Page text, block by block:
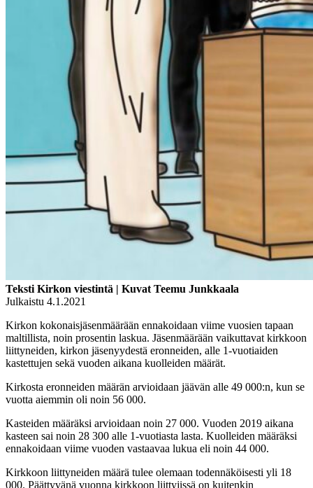
Teksti Kirkon viestintä | Kuvat Teemu Junkkaala
Julkaistu 4.1.2021
Kirkon kokonaisjäsenmäärään ennakoidaan viime vuosien tapaan
maltillista, noin prosentin laskua. Jäsenmäärään vaikuttavat kirkkoon
liittyneiden, kirkon jäsenyydestä eronneiden, alle 1-vuotiaiden
kastettujen sekä vuoden aikana kuolleiden määrät.
Kirkosta eronneiden määrän arvioidaan jäävän alle 49 000:n, kun se
vuotta aiemmin oli noin 56 000.
Kasteiden määräksi arvioidaan noin 27 000. Vuoden 2019 aikana
kasteen sai noin 28 300 alle 1-vuotiasta lasta. Kuolleiden määräksi
ennakoidaan viime vuoden vastaavaa lukua eli noin 44 000.
Kirkkoon liittyneiden määrä tulee olemaan todennäköisesti yli 18
000. Päättyvänä vuonna kirkkoon liittyjissä on kuitenkin